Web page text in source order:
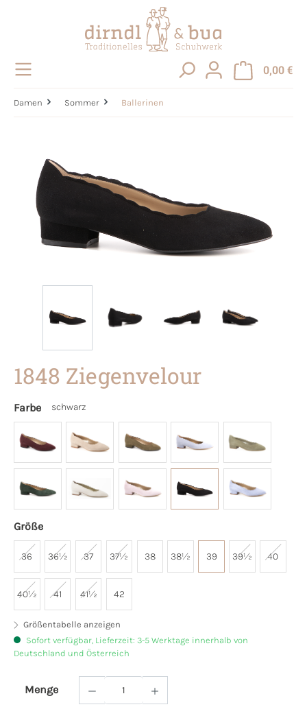
0,00 €
Damen Sommer Ballerinen
1848 Ziegenvelour
Farbe schwarz
Größe
36 36½ 37 37½ 38 38½ 39 39½ 40
40½ 41 41½ 42
Größentabelle anzeigen
Sofort verfügbar, Lieferzeit: 3-5 Werktage innerhalb von
Deutschland und Österreich
Menge
Produkt Anzahl: Gib den gewünschten